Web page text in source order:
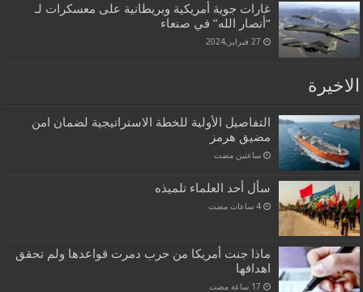
غارات جوية أمريكية وبريطانية على معسكرات لـ
“أنصار الله” في صنعاء
27 فبراير,2024
الاخيرة
التفاصيل الأولية للخطة الاستراتيجية لضمان امن
مضيق هرمز
‏ساعتين مضت
سأل أحد العلماء تلميذه
‏4 ساعات مضت
ماذا جنت أمريكا من حرب دمرت قواعدها ولم تحقق
اهدافها